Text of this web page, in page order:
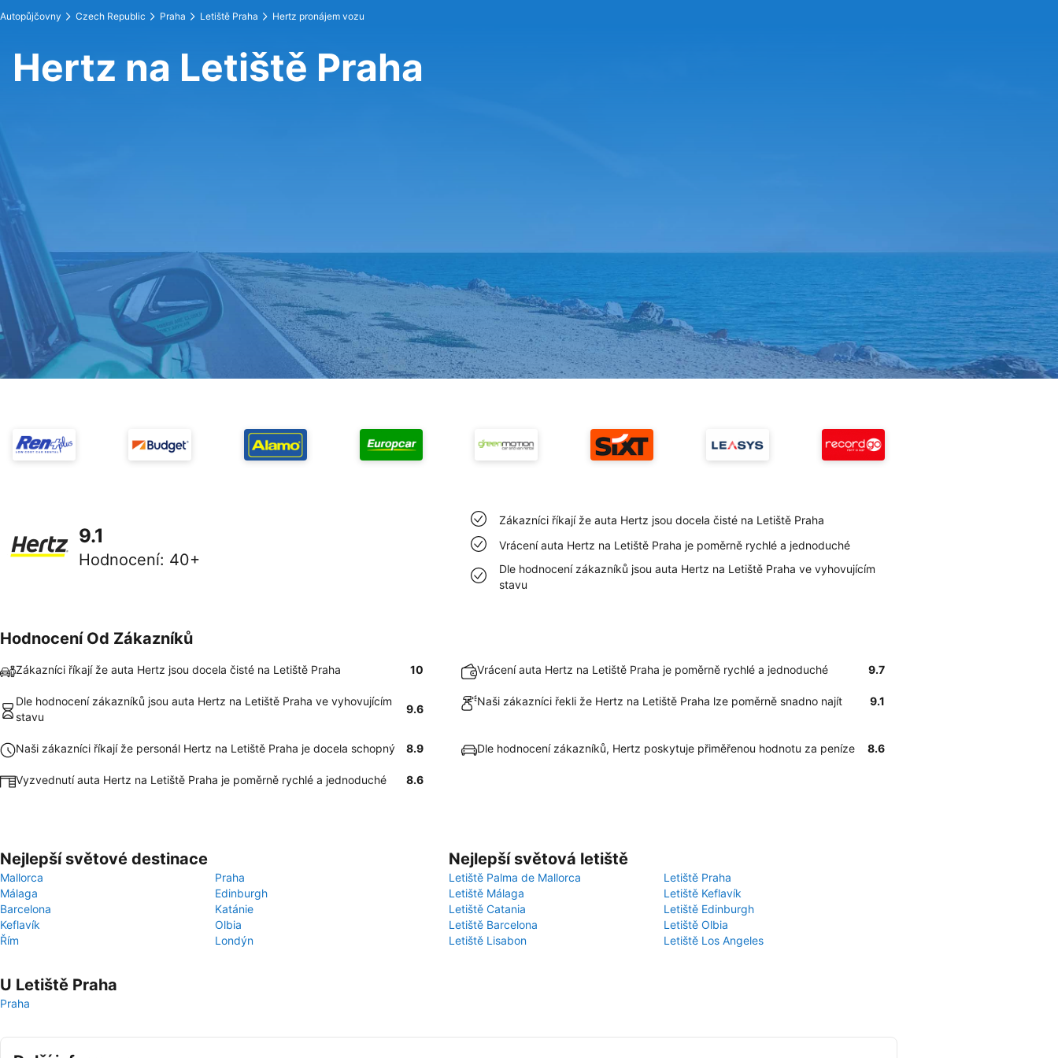
Autopůjčovny Czech Republic Praha Letiště Praha Hertz pronájem vozu
Hertz na Letiště Praha
9.1
Hodnocení: 40+
Zákazníci říkají že auta Hertz jsou docela čisté na Letiště Praha
Vrácení auta Hertz na Letiště Praha je poměrně rychlé a jednoduché
Dle hodnocení zákazníků jsou auta Hertz na Letiště Praha ve vyhovujícím
stavu
Hodnocení Od Zákazníků
Zákazníci říkají že auta Hertz jsou docela čisté na Letiště Praha 10 Vrácení auta Hertz na Letiště Praha je poměrně rychlé a jednoduché 9.7
Dle hodnocení zákazníků jsou auta Hertz na Letiště Praha ve vyhovujícím
stavu
9.6
Naši zákazníci řekli že Hertz na Letiště Praha lze poměrně snadno najít 9.1
Naši zákazníci říkají že personál Hertz na Letiště Praha je docela schopný 8.9 Dle hodnocení zákazníků, Hertz poskytuje přiměřenou hodnotu za peníze 8.6
Vyzvednutí auta Hertz na Letiště Praha je poměrně rychlé a jednoduché 8.6
Nejlepší světové destinace
Mallorca
Praha
Málaga
Edinburgh
Barcelona
Katánie
Keflavík
Olbia
Řím
Londýn
Nejlepší světová letiště
Letiště Palma de Mallorca
Letiště Praha
Letiště Málaga
Letiště Keflavík
Letiště Catania
Letiště Edinburgh
Letiště Barcelona
Letiště Olbia
Letiště Lisabon
Letiště Los Angeles
U Letiště Praha
Praha